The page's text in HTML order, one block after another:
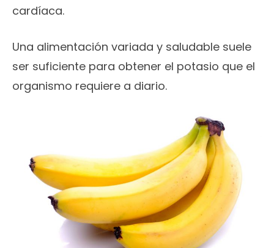
cardíaca.
Una alimentación variada y saludable suele
ser suficiente para obtener el potasio que el
organismo requiere a diario.